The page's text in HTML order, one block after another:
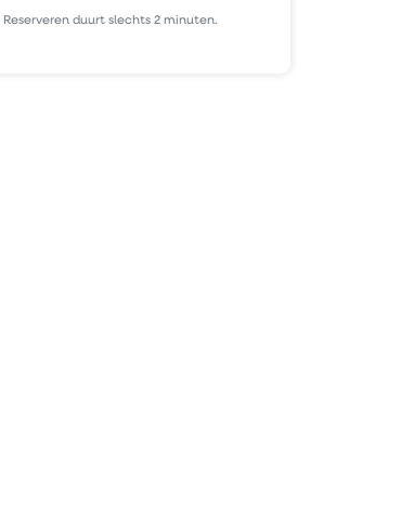
Reserveren duurt slechts 2 minuten.